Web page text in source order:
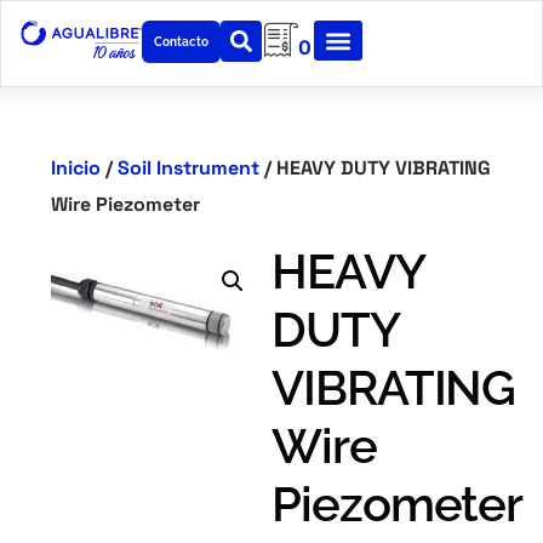
Contacto 0
Inicio /Soil Instrument/ HEAVY DUTY VIBRATING
Wire Piezometer
HEAVY
DUTY
VIBRATING
Wire
Piezometer